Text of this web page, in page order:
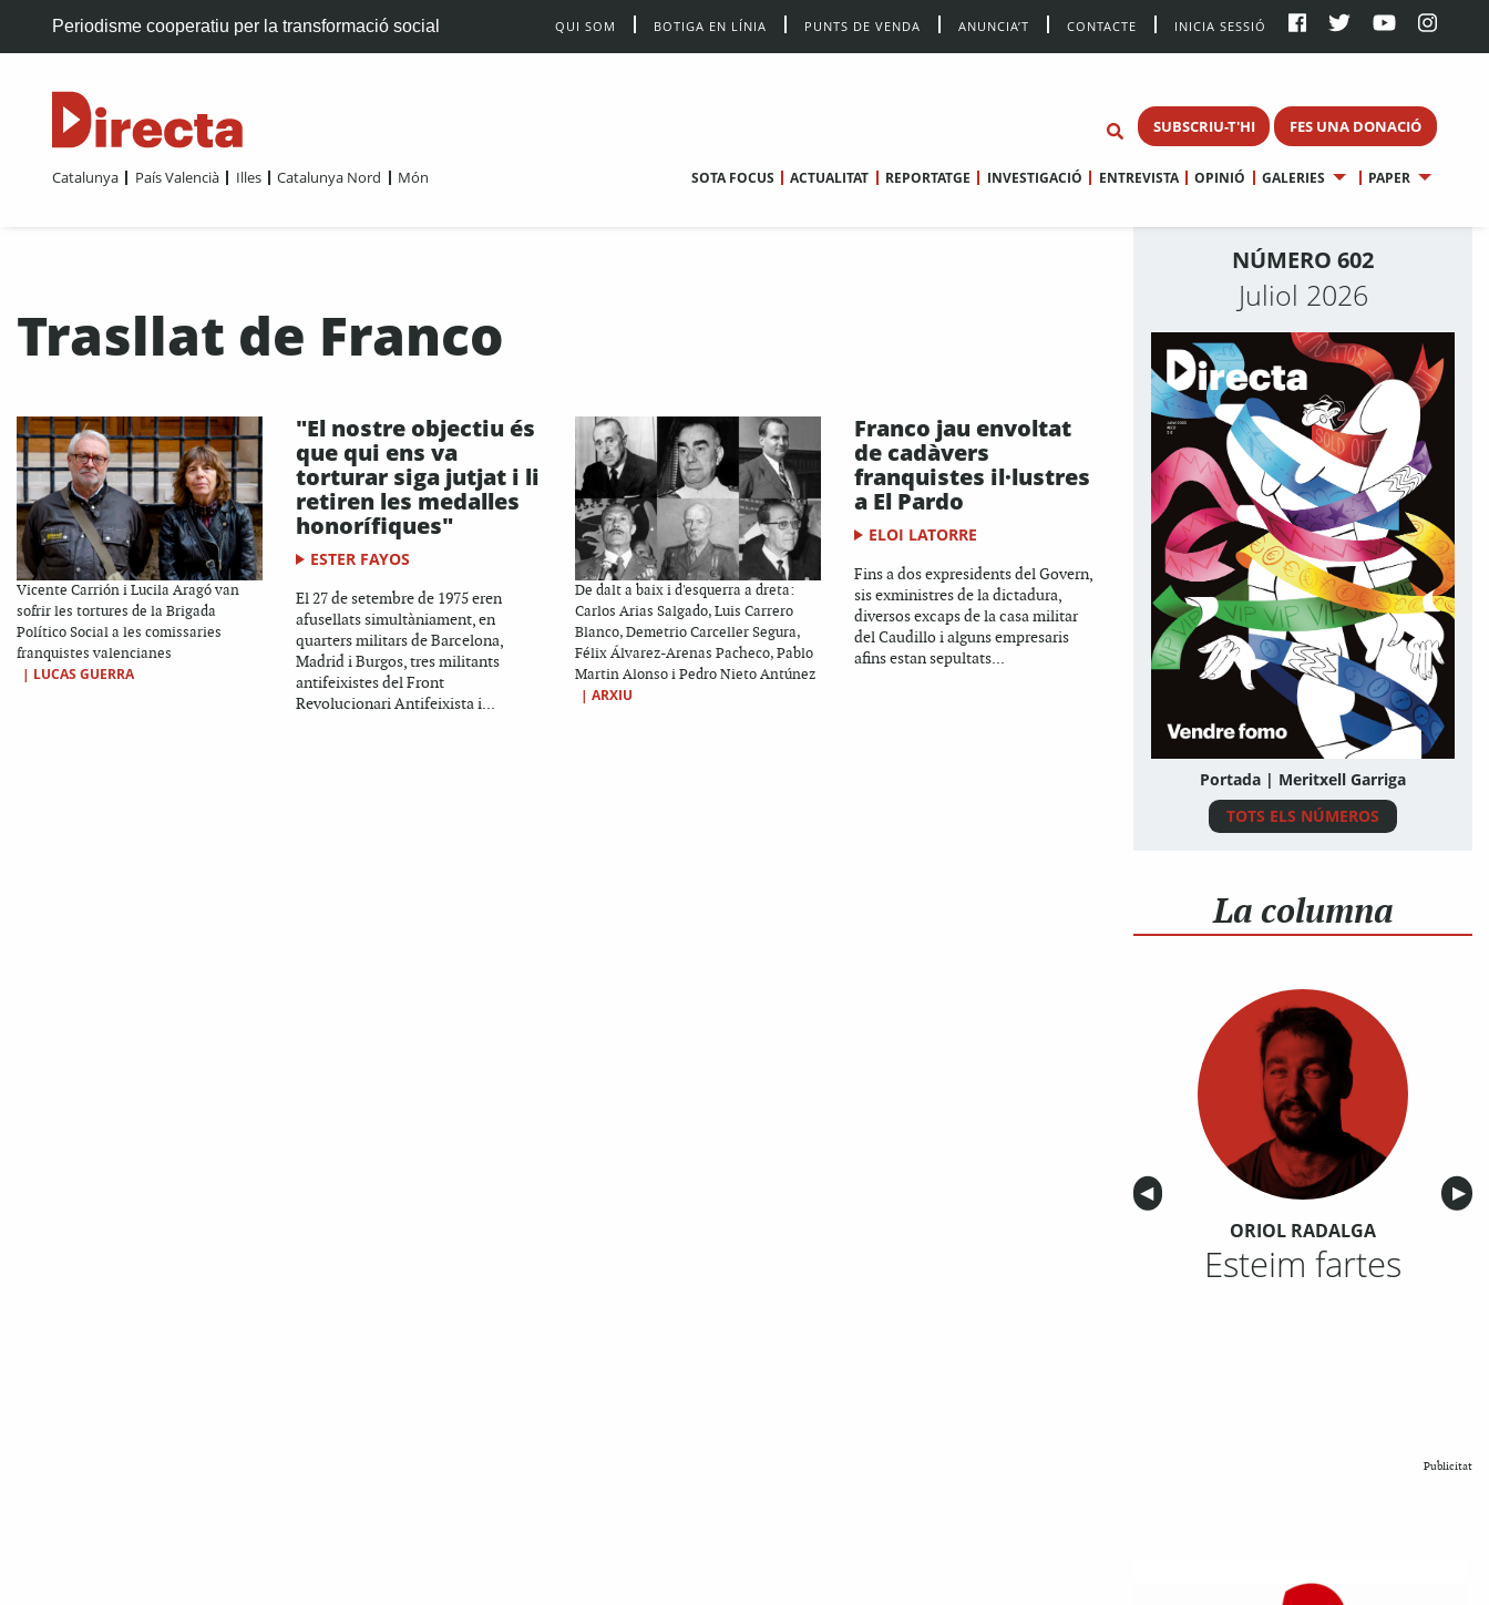
Periodisme cooperatiu per la transformació social QUI SOM BOTIGA EN LÍNIA PUNTS DE VENDA ANUNCIA’T CONTACTE INICIA SESSIÓ
SUBSCRIU-T'HI FES UNA DONACIÓ
Catalunya País Valencià Illes Catalunya Nord Món SOTA FOCUS ACTUALITAT REPORTATGE INVESTIGACIÓ ENTREVISTA OPINIÓ GALERIES PAPER
Trasllat de Franco
Vicente Carrión i Lucila Aragó van
sofrir les tortures de la Brigada
Político Social a les comissaries
franquistes valencianes
| LUCAS GUERRA
"El nostre objectiu és
que qui ens va
torturar siga jutjat i li
retiren les medalles
honorífiques"
ESTER FAYOS
El 27 de setembre de 1975 eren
afusellats simultàniament, en
quarters militars de Barcelona,
Madrid i Burgos, tres militants
antifeixistes del Front
Revolucionari Antifeixista i...
De dalt a baix i d'esquerra a dreta:
Carlos Arias Salgado, Luis Carrero
Blanco, Demetrio Carceller Segura,
Félix Álvarez-Arenas Pacheco, Pablo
Martin Alonso i Pedro Nieto Antúnez
| ARXIU
Franco jau envoltat
de cadàvers
franquistes il·lustres
a El Pardo
ELOI LATORRE
Fins a dos expresidents del Govern,
sis exministres de la dictadura,
diversos excaps de la casa militar
del Caudillo i alguns empresaris
afins estan sepultats...
NÚMERO 602
Juliol 2026
Portada | Meritxell Garriga
TOTS ELS NÚMEROS
La columna
Anterior
◀︎ ▶︎
ORIOL RADALGA
Esteim fartes
Publicitat